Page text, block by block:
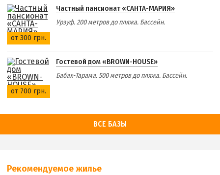
от 300 грн.
Частный пансионат «САНТА-МАРИЯ»
Урзуф. 200 метров до пляжа. Бассейн.
от 700 грн.
Гостевой дом «BROWN-HOUSE»
Бабах-Тарама. 500 метров до пляжа. Бассейн.
ВСЕ БАЗЫ
Рекомендуемое жилье